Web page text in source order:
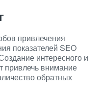
привлечения
показателей SEO
интересного и
привлечь внимание
обратных